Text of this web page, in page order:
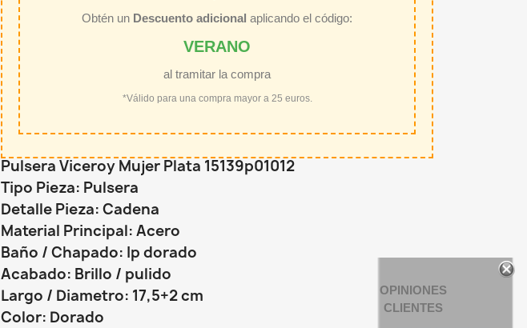
Obtén un Descuento adicional aplicando el código:
VERANO
al tramitar la compra
*Válido para una compra mayor a 25 euros.
Pulsera Viceroy Mujer Plata 15139p01012
Tipo Pieza: Pulsera
Detalle Pieza: Cadena
Material Principal: Acero
Baño / Chapado: Ip dorado
Acabado: Brillo / pulido
Largo / Diametro: 17,5+2 cm
Color: Dorado
OPINIONES
CLIENTES